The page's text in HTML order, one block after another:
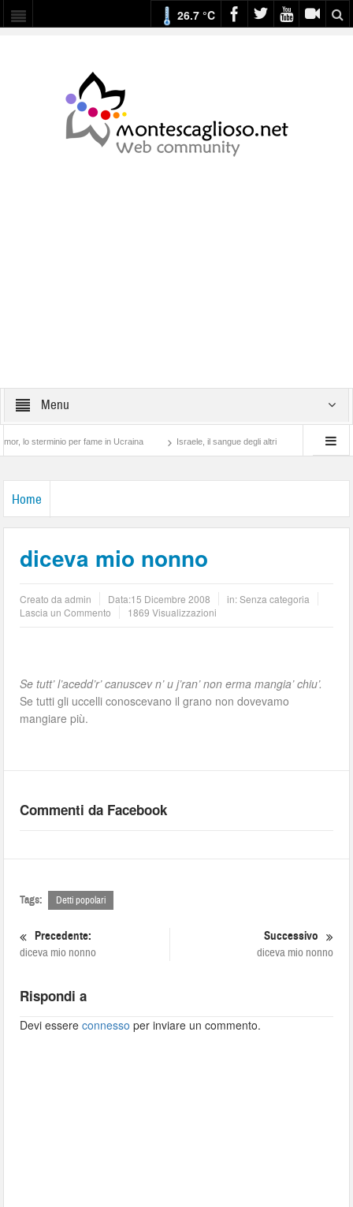
26.7 °C
Menu
per fame in Ucraina Israele, il sangue degli altri Lotta di classe…
Home
diceva mio nonno
Creato daadmin Data:15 Dicembre 2008
in: Senza categoria
Lascia un Commento
1869 Visualizzazioni
Se tutt’ l’acedd’r’ canuscev n’ u j’ran’ non erma mangia’ chiu’.
Se tutti gli uccelli conoscevano il grano non dovevamo
mangiare più.
Commenti da Facebook
Tags: Detti popolari
Precedente:
diceva mio nonno
Successivo
diceva mio nonno
Rispondi a
Devi essereconnesso per inviare un commento.